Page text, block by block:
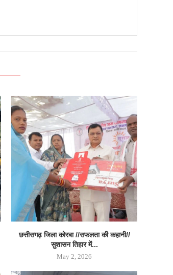
छत्तीसगढ़ जिला कोरबा //सफलता की कहानी//
सुशासन तिहार में...
May 2, 2026